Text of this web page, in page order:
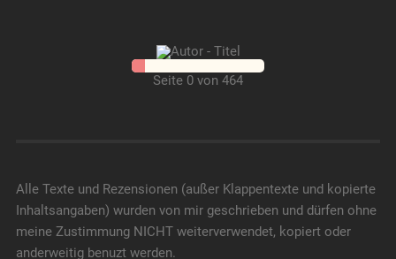
Seite 0 von 464
Alle Texte und Rezensionen (außer Klappentexte und kopierte
Inhaltsangaben) wurden von mir geschrieben und dürfen ohne
meine Zustimmung NICHT weiterverwendet, kopiert oder
anderweitig benuzt werden.